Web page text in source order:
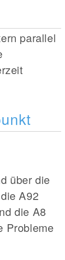
parallel
über die
A92
die A8
Probleme